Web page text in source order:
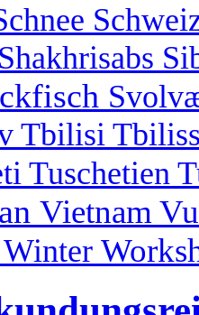
Shakhrisabs
Tbilisi
Tuschetien
Vietnam
Winter